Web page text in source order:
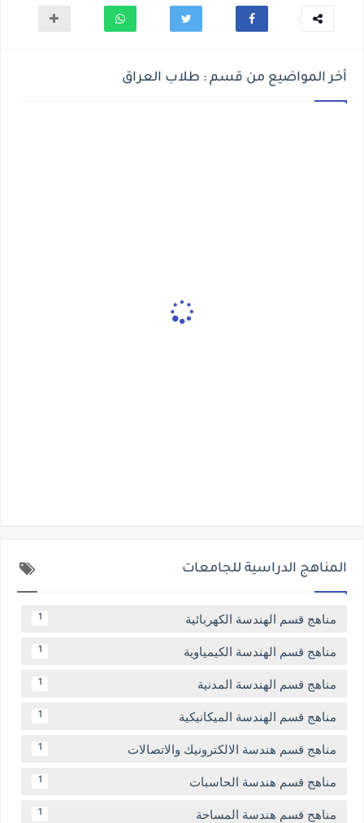
أخر المواضيع من قسم : طلاب العراق
المناهج الدراسية للجامعات
مناهج قسم الهندسة الكهربائية 1
مناهج قسم الهندسة الكيمياوية 1
مناهج قسم الهندسة المدنية 1
مناهج قسم الهندسة الميكانيكية 1
مناهج قسم هندسة الالكترونيك والاتصالات 1
مناهج قسم هندسة الحاسبات 1
مناهج قسم هندسة المساحة 1